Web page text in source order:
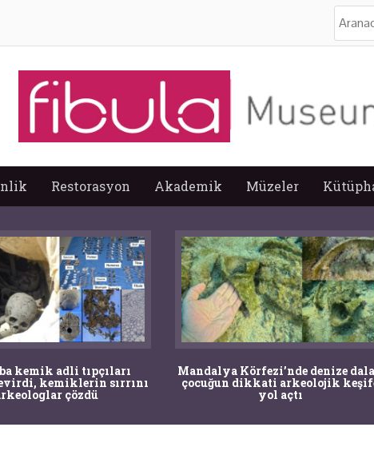
Restorasyon Akademik Müzeler
kemik adli tıpçıları
kemiklerin sırrını
çözdü
Mandalya Körfezi’nde denize
çocuğun dikkati arkeolojik
yol açtı